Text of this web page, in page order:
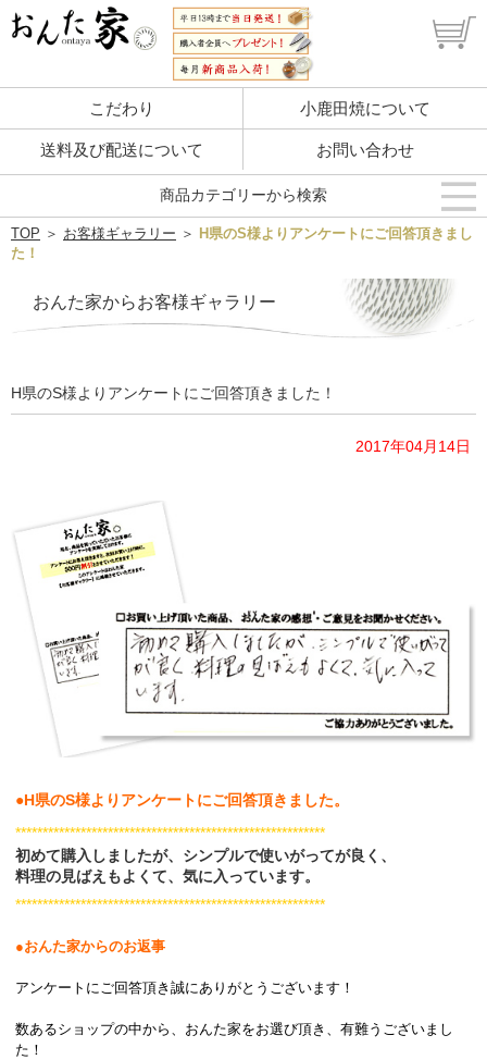
こだわり 小鹿田焼について
送料及び配送について お問い合わせ
TOP ＞ お客様ギャラリー ＞ H県のS様よりアンケートにご回答頂きまし
た！
おんた家からお客様ギャラリー
H県のS様よりアンケートにご回答頂きました！
2017年04月14日
●H県のS様よりアンケートにご回答頂きました。
*********************************************************
初めて購入しましたが、シンプルで使いがってが良く、
料理の見ばえもよくて、気に入っています。
*********************************************************
●おんた家からのお返事
アンケートにご回答頂き誠にありがとうございます！
数あるショップの中から、おんた家をお選び頂き、有難うございまし
た！
商品カテゴリーから検索